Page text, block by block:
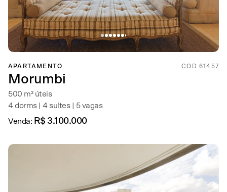
APARTAMENTO COD 61457
Morumbi
500 m² úteis
4 dorms | 4 suítes | 5 vagas
Venda: R$ 3.100.000